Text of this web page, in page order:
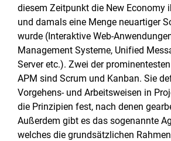
diesem Zeitpunkt die New Economy
und damals eine Menge neuartiger
wurde (Interaktive Web-
Management Systeme, Unified
Server etc.). Zwei der
APM sind Scrum und Kanban. Sie
Vorgehens- und Arbeitsweisen in
die Prinzipien fest, nach denen
Außerdem gibt es das sogenannte
welches die grundsätzlichen